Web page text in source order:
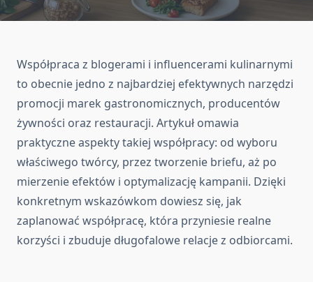
Współpraca z blogerami i influencerami kulinarnymi
to obecnie jedno z najbardziej efektywnych narzędzi
promocji marek gastronomicznych, producentów
żywności oraz restauracji. Artykuł omawia
praktyczne aspekty takiej współpracy: od wyboru
właściwego twórcy, przez tworzenie briefu, aż po
mierzenie efektów i optymalizację kampanii. Dzięki
konkretnym wskazówkom dowiesz się, jak
zaplanować współpracę, która przyniesie realne
korzyści i zbuduje długofalowe relacje z odbiorcami.